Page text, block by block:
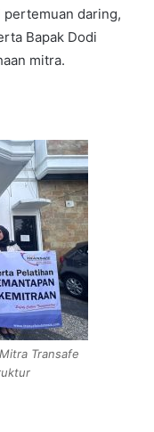
pertemuan daring,
Bapak Dodi
mitra.
Transafe